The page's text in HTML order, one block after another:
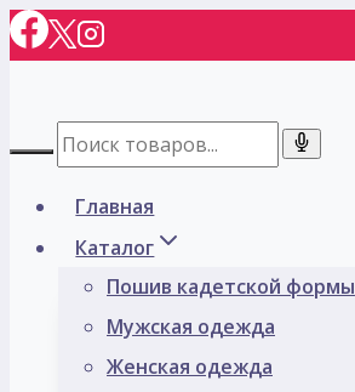
Перейти
к
Главная
Каталог
Пошив кадетской формы
Мужская одежда
Женская одежда